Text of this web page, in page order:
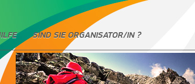
SIND SIE ORGANISATOR/IN ?